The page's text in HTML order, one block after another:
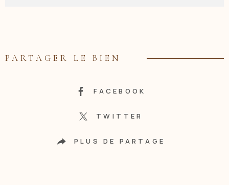
PARTAGER LE BIEN
FACEBOOK
TWITTER
PLUS DE PARTAGE